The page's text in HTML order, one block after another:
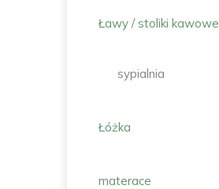
Ławy / stoliki kawowe
sypialnia
Łóżka
materace